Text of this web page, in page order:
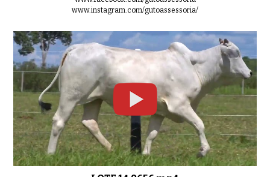
www.instagram.com/gutoassessoria/